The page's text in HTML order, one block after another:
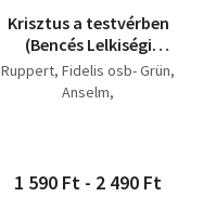
Krisztus a testvérben
(Bencés Lelkiségi
Füzetek 3.)
Ruppert, Fidelis osb- Grün,
Anselm
1 590 Ft - 2 490 Ft